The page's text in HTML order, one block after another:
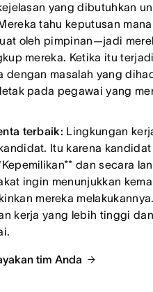
yang dibutuhkan
tahu keputusan
oleh pimpinan—jadi
mereka. Ketika itu
masalah yang
pada pegawai yang
terbaik: Lingkungan
Itu karena
dan secara
ingin menunjukkan
mereka
kerja yang lebih tinggi
tim Anda